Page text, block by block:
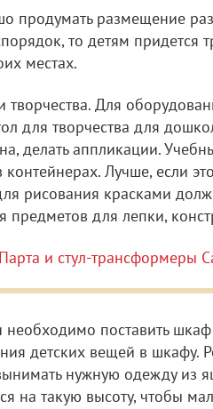
продумать размещение
то детям
местах.
творчества. Для
для творчества для
делать аппликации.
Лучше, если
рисования красками
предметов для лепки,
и стул-трансформеры
необходимо поставить
детских вещей в шкафу.
нужную одежду из
на такую высоту, чтобы